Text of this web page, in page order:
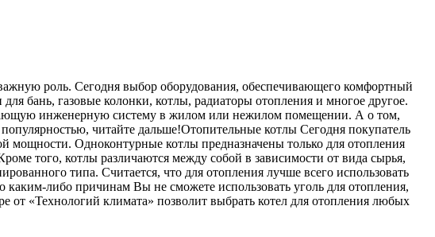
роль. Сегодня выбор оборудования, обеспечивающего комфортный
бань, газовые колонки, котлы, радиаторы отопления и многое другое.
инженерную систему в жилом или нежилом помещении. А о том,
читайте дальше!Отопительные котлы Сегодня покупатель
Одноконтурные котлы предназначены только для отопления
того, котлы различаются между собой в зависимости от вида сырья,
типа. Считается, что для отопления лучше всего использовать
либо причинам Вы не сможете использовать уголь для отопления,
от «Технологий климата» позволит выбрать котел для отопления любых